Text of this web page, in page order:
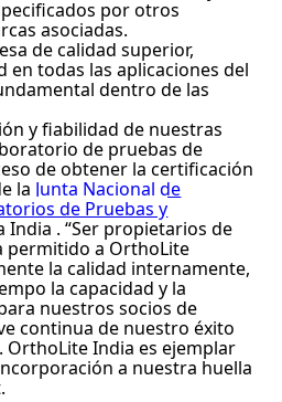
por otros
asociadas.
de calidad superior,
en todas las aplicaciones del
dentro de las
y fiabilidad de nuestras
de pruebas de
de obtener la certificación
la Junta Nacional de
de Pruebas y
India . “Ser propietarios de
permitido a OrthoLite
la calidad internamente,
la capacidad y la
nuestros socios de
continua de nuestro éxito
OrthoLite India es ejemplar
a nuestra huella